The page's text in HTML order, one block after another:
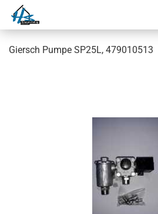
Giersch Pumpe SP25L, 479010513